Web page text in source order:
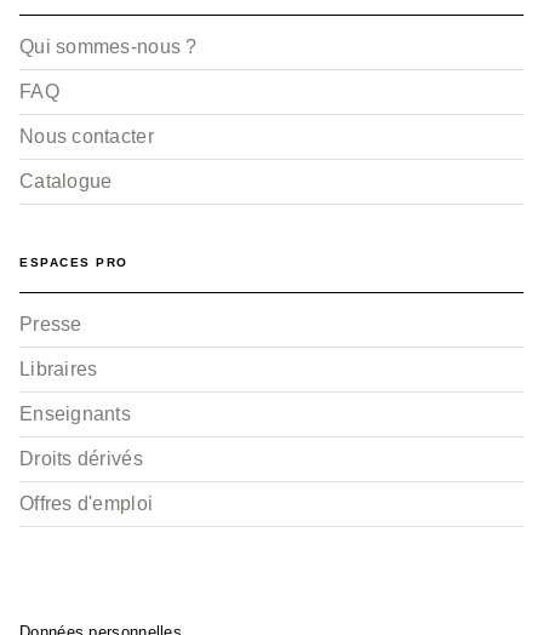
Qui sommes-nous ?
FAQ
Nous contacter
Catalogue
ESPACES PRO
Presse
Libraires
Enseignants
Droits dérivés
Offres d'emploi